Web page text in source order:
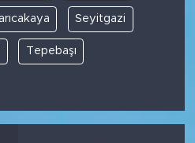
Seyitgazi
Tepebaşı